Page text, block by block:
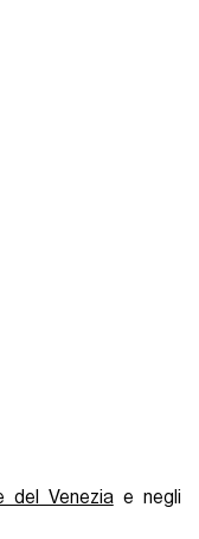
del Veneziae negli